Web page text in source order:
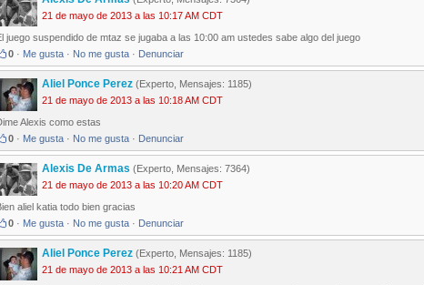
21 de mayo de 2013 a las 10:17 AM CDT
juego suspendido de mtaz se jugaba a las 10:00 am ustedes sabe algo del juego
0 · Me gusta · No me gusta · Denunciar
Aliel Ponce Perez (Experto, Mensajes: 1185)
21 de mayo de 2013 a las 10:18 AM CDT
Alexis como estas
0 · Me gusta · No me gusta · Denunciar
Alexis De Armas (Experto, Mensajes: 7364)
21 de mayo de 2013 a las 10:20 AM CDT
aliel katia todo bien gracias
0 · Me gusta · No me gusta · Denunciar
Aliel Ponce Perez (Experto, Mensajes: 1185)
21 de mayo de 2013 a las 10:21 AM CDT